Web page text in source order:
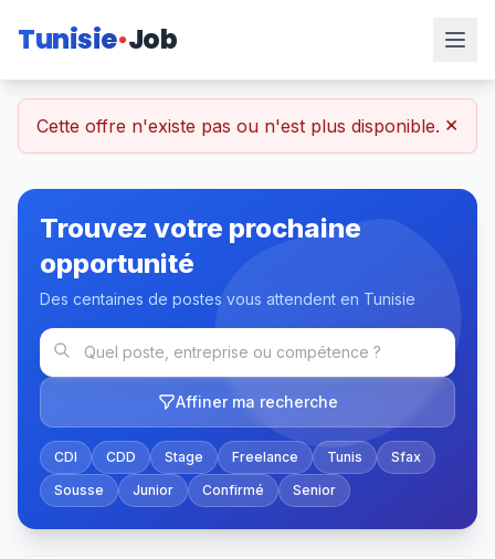
Tunisie Job
Cette offre n'existe pas ou n'est plus disponible. ×
Trouvez votre prochaine
opportunité
Des centaines de postes vous attendent en Tunisie
Affiner ma recherche
CDI CDD Stage Freelance Tunis
Sfax
Sousse
Junior Confirmé Senior